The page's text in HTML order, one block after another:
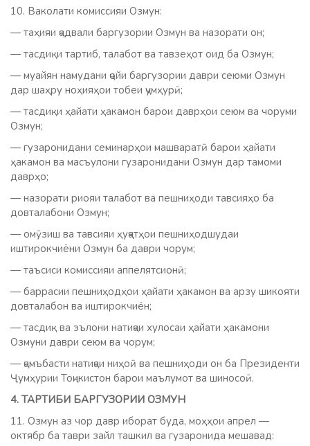
10. Ваколати комиссияи Озмун:
— таҳияи ҷадвали баргузории Озмун ва назорати он;
— тасдиқи тартиб, талабот ва тавзеҳот оид ба Озмун;
— муайян намудани ҷойи баргузории даври сеюми Озмун
дар шаҳру ноҳияҳои тобеи ҷумҳурӣ;
— тасдиқи ҳайати ҳакамон барои даврҳои сеюм ва чоруми
Озмун;
— гузаронидани семинарҳои машваратӣ барои ҳайати
ҳакамон ва масъулони гузаронидани Озмун дар тамоми
даврҳо;
— назорати риояи талабот ва пешниҳоди тавсияҳо ба
довталабони Озмун;
— омӯзиш ва тавсияи ҳуҷҷатҳои пешниҳодшудаи
иштирокчиёни Озмун ба даври чорум;
— таъсиси комиссияи аппелятсионӣ;
— баррасии пешниҳодҳои ҳайати ҳакамон ва арзу шикояти
довталабон ва иштирокчиён;
— тасдиқ ва эълони натиҷаи хулосаи ҳайати ҳакамони
Озмуни даври сеюм ва чорум;
— ҷамъбасти натиҷаи ниҳоӣ ва пешниҳоди он ба Президенти
Ҷумҳурии Тоҷикистон барои маълумот ва шиносоӣ.
4. ТАРТИБИ БАРГУЗОРИИ ОЗМУН
11. Озмун аз чор давр иборат буда, моҳҳои апрел —
октябр ба таври зайл ташкил ва гузаронида мешавад: